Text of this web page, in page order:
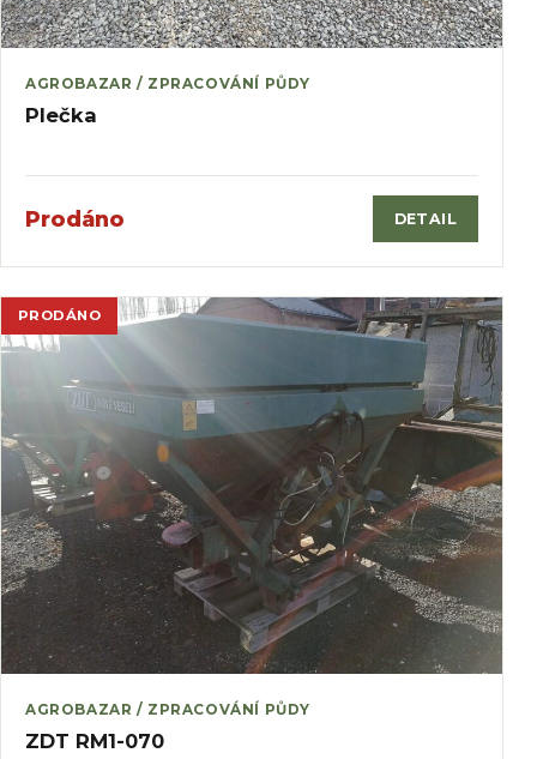
AGROBAZAR / ZPRACOVÁNÍ PŮDY
Plečka
Prodáno DETAIL
PRODÁNO
AGROBAZAR / ZPRACOVÁNÍ PŮDY
ZDT RM1-070